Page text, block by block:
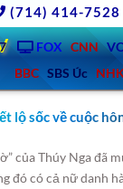
(714) 414-7528
FOX CNN
BBC SBS Úc NHK
lộ sốc về cuộc
của Thúy Nga đã
đó có cả nữ danh